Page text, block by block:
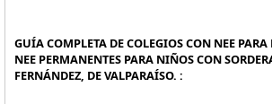
GUÍA COMPLETA DE COLEGIOS CON NEE
NEE PERMANENTES PARA NIÑOS CON
FERNÁNDEZ, DE VALPARAÍSO. :